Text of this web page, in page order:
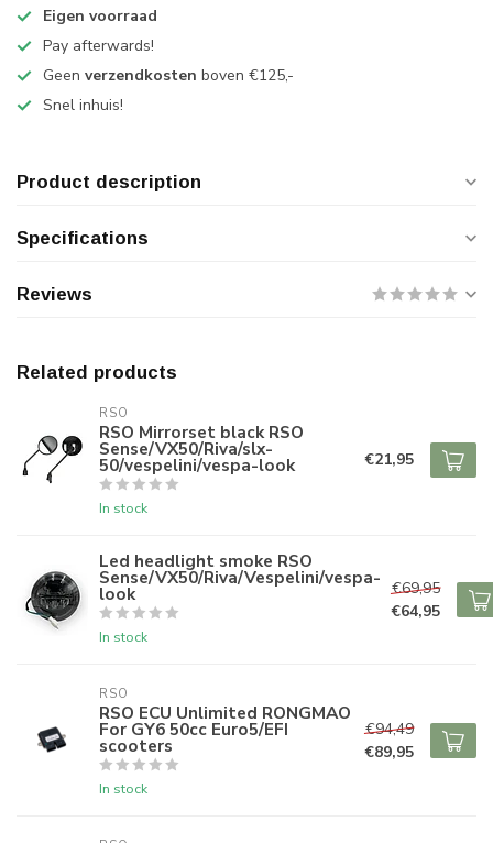
Eigen voorraad
Pay afterwards!
Geen verzendkosten boven €125,-
Snel inhuis!
Product description
Specifications
Reviews
Related products
RSO
RSO Mirrorset black RSO
Sense/VX50/Riva/slx-
50/vespelini/vespa-look
In stock
€21,95
Led headlight smoke RSO
Sense/VX50/Riva/Vespelini/vespa-
look
In stock
€69,95
€64,95
RSO
RSO ECU Unlimited RONGMAO
For GY6 50cc Euro5/EFI
scooters
In stock
€94,49
€89,95